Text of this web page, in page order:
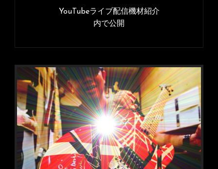
シ
ョ
ン
YouTubeライブ配信機材紹介
内で公開